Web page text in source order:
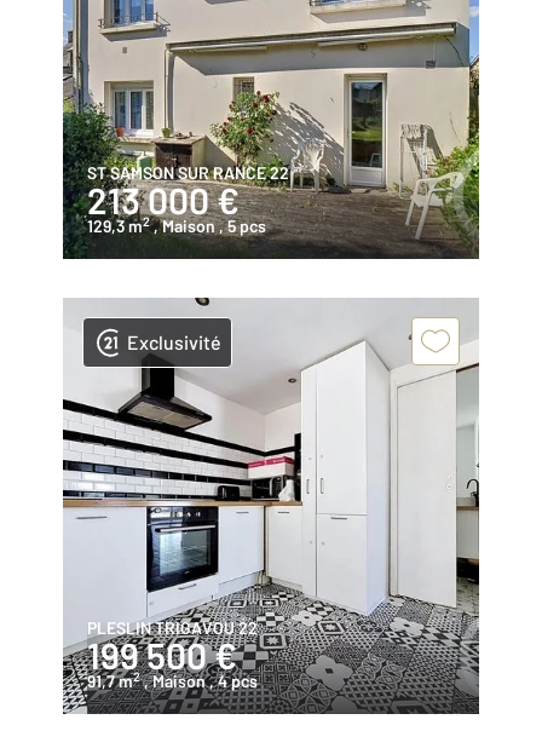
ST SAMSON SUR RANCE 22
213 000 €
129,3 m2 , Maison, 5 pcs
Exclusivité
PLESLIN TRIGAVOU 22
199 500 €
91,7 m2 , Maison, 4 pcs